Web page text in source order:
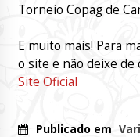
Torneio Copag de
E muito mais! Para
o site e não deixe
Site Oficial
Publicado em